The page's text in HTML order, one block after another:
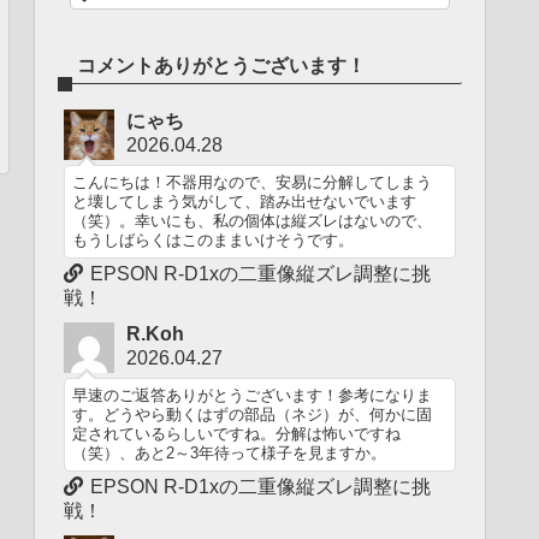
コメントありがとうございます！
にゃち
2026.04.28
こんにちは！不器用なので、安易に分解してしまう
と壊してしまう気がして、踏み出せないでいます
（笑）。幸いにも、私の個体は縦ズレはないので、
もうしばらくはこのままいけそうです。
EPSON R-D1xの二重像縦ズレ調整に挑
戦！
R.Koh
2026.04.27
早速のご返答ありがとうございます！参考になりま
す。どうやら動くはずの部品（ネジ）が、何かに固
定されているらしいですね。分解は怖いですね
（笑）、あと2～3年待って様子を見ますか。
EPSON R-D1xの二重像縦ズレ調整に挑
戦！